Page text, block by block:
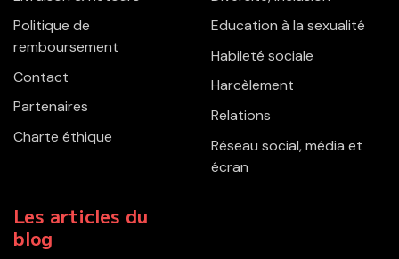
Politique de
remboursement
Contact
Partenaires
Charte éthique
Education à la sexualité
Habileté sociale
Harcèlement
Relations
Réseau social, média et
écran
Les articles du
blog